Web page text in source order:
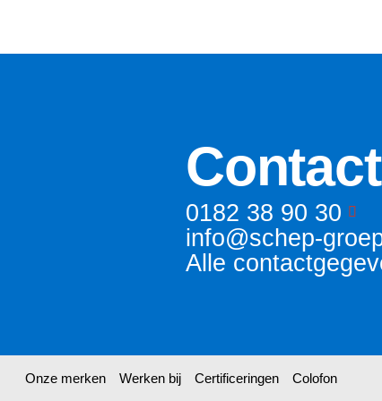
Contact
0182 38 90 30
info@schep-
Alle
Onze merken Werken bij Certificeringen Colofon